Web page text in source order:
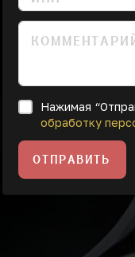
Нажимая
обработку
ОТПРАВИТЬ